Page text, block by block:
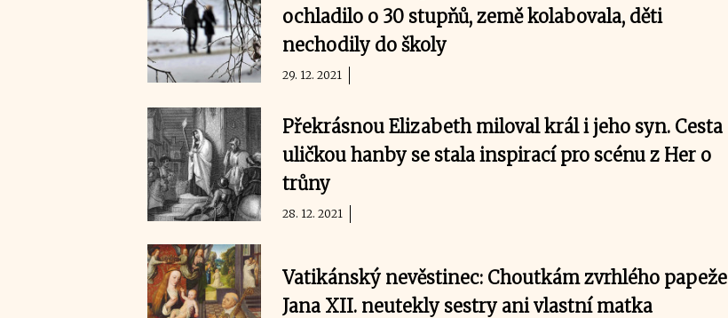
ochladilo o 30 stupňů, země kolabovala, děti
nechodily do školy
29. 12. 2021
Překrásnou Elizabeth miloval král i jeho syn. Cesta
uličkou hanby se stala inspirací pro scénu z Her o
trůny
28. 12. 2021
Vatikánský nevěstinec: Choutkám zvrhlého papeže
Jana XII. neutekly sestry ani vlastní matka